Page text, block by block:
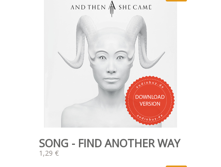
SONG - FIND ANOTHER WAY
1,29 €